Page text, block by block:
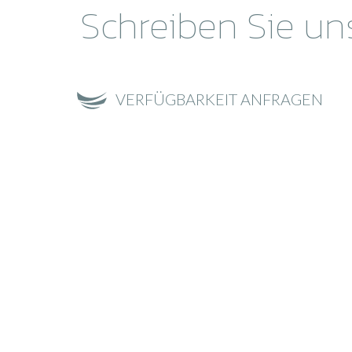
Schreiben Sie
VERFÜGBARKEIT ANFRAGEN